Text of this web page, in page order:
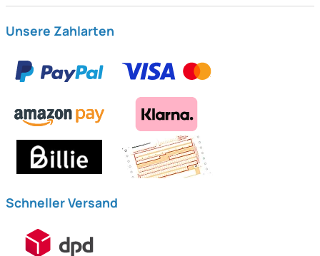
Unsere Zahlarten
Schneller Versand